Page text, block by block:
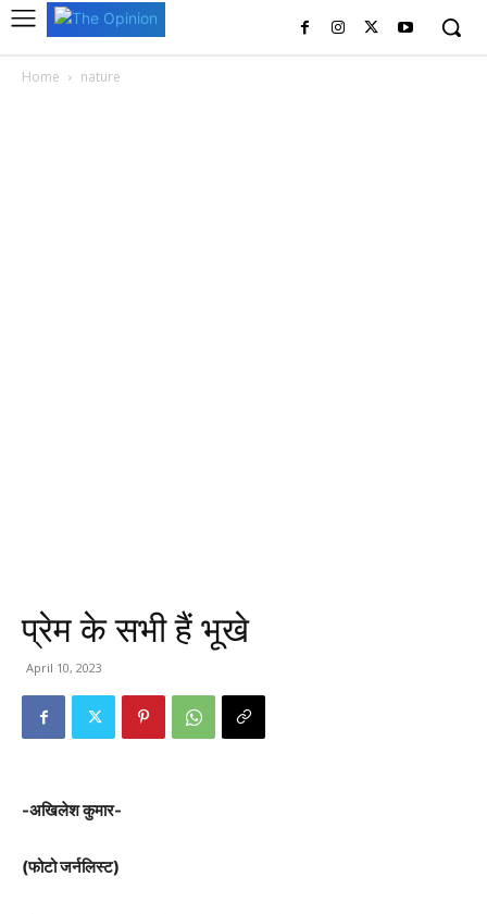
Home nature
प्रेम के सभी हैं भूखे
April 10, 2023
-अखिलेश कुमार-
(फोटो जर्नलिस्ट)